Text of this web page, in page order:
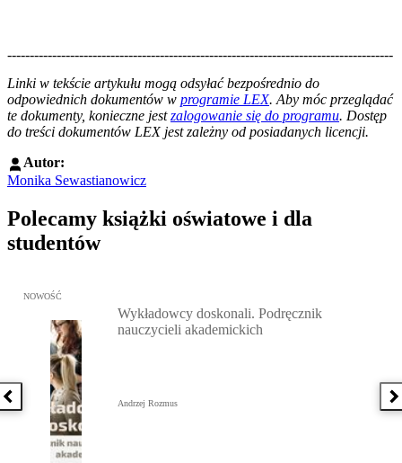
--------------------------------------------------------------------------------------
Linki w tekście artykułu mogą odsyłać bezpośrednio do
odpowiednich dokumentów w programie LEX. Aby móc przeglądać
te dokumenty, konieczne jestzalogowanie się do programu. Dostęp
do treści dokumentów LEX jest zależny od posiadanych licencji.
Autor:
Monika Sewastianowicz
Polecamy książki oświatowe i dla
studentów
Poprzednia książka
Przejdź do: Wykładowcy doskonali. Podręcznik nauczycieli
NOWOŚĆ
Wykładowcy doskonali. Podręcznik
nauczycieli akademickich
Andrzej Rozmus